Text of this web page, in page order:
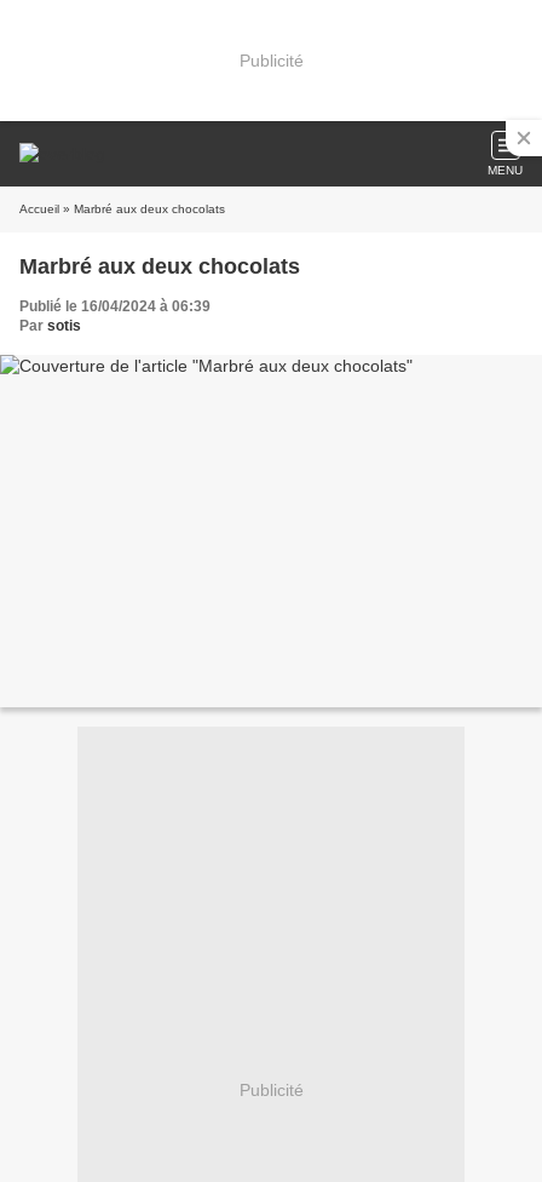
Publicité
MENU
Accueil » Marbré aux deux chocolats
Marbré aux deux chocolats
Publié le 16/04/2024 à 06:39
Par sotis
Publicité